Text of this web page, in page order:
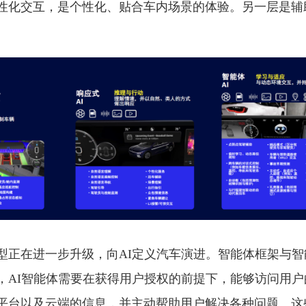
化交互，是个性化、贴合车内场景的体验。另一层是
正在进一步升级，向AI定义汽车演进。智能体框架与
AI智能体需要在获得用户授权的前提下，能够访问用